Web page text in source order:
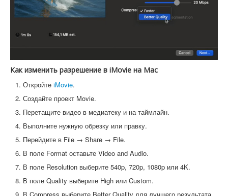
Как изменить разрешение в iMovie на Mac
Откройте iMovie.
Создайте проект Movie.
Перетащите видео в медиатеку и на таймлайн.
Выполните нужную обрезку или правку.
Перейдите в File → Share → File.
В поле Format оставьте Video and Audio.
В поле Resolution выберите 540p, 720p, 1080p или 4K.
В поле Quality выберите High или Custom.